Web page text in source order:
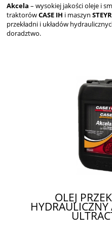
Akcela – wysokiej jakości oleje i
traktorówCASE IH i maszyn STEYR
przekładni i układów
doradztwo.
OLEJ